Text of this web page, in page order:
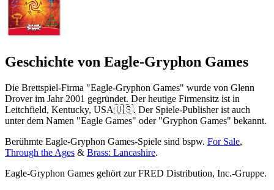
Geschichte von Eagle-Gryphon Games
Die Brettspiel-Firma "Eagle-Gryphon Games" wurde von Glenn
Drover im Jahr 2001 gegründet. Der heutige Firmensitz ist in
Leitchfield, Kentucky, USA🇺🇸. Der Spiele-Publisher ist auch
unter dem Namen "Eagle Games" oder "Gryphon Games" bekannt.
Berühmte Eagle-Gryphon Games-Spiele sind bspw. For Sale,
Through the Ages & Brass: Lancashire.
Eagle-Gryphon Games gehört zur FRED Distribution, Inc.-Gruppe.